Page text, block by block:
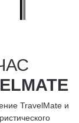
TravelMate и